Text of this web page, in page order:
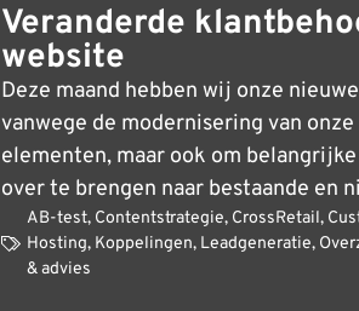
Veranderde
website
Deze maand hebben wij onze
vanwege de modernisering van
elementen, maar ook om
over te brengen naar bestaande en
AB-test, Contentstrategie, CrossRetail,
Hosting, Koppelingen, Leadgeneratie,
& advies